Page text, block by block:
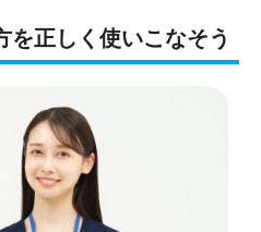
を正しく使いこなそう